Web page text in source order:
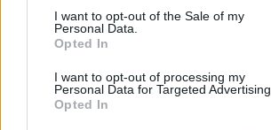
I want to opt-out of the Sale of my
Personal Data.
Opted In
I want to opt-out of processing my
Personal Data for Targeted Advertising.
Opted In